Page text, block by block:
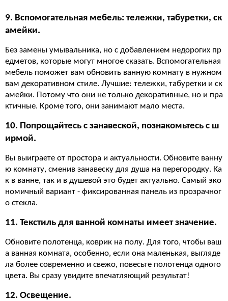
9. Вспомогательная мебель: тележки, табуретки, ск
амейки.
Без замены умывальника, но с добавлением недорогих пр
едметов, которые могут многое сказать. Вспомогательная
мебель поможет вам обновить ванную комнату в нужном
вам декоративном стиле. Лучшие: тележки, табуретки и ск
амейки. Потому что они не только декоративные, но и пра
ктичные. Кроме того, они занимают мало места.
10. Попрощайтесь с занавеской, познакомьтесь с ш
ирмой.
Вы выиграете от простора и актуальности. Обновите ванну
ю комнату, сменив занавеску для душа на перегородку. Ка
к в ванне, так и в душевой это будет актуально. Самый эко
номичный вариант - фиксированная панель из прозрачног
о стекла.
11. Текстиль для ванной комнаты имеет значение.
Обновите полотенца, коврик на полу. Для того, чтобы ваш
а ванная комната, особенно, если она маленькая, выгляде
ла более современно и свежо, повесьте полотенца одного
цвета. Вы сразу увидите впечатляющий результат!
12. Освещение.